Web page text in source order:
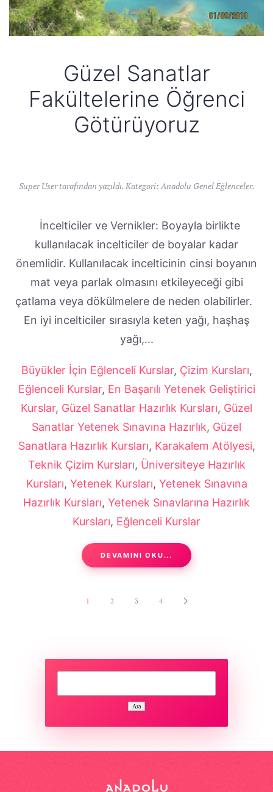
Güzel Sanatlar
Fakültelerine Öğrenci
Götürüyoruz
Super User tarafından yazıldı. Kategori:Anadolu Genel Eğlenceler.
İncelticiler ve Vernikler: Boyayla birlikte
kullanılacak incelticiler de boyalar kadar
önemlidir. Kullanılacak incelticinin cinsi boyanın
mat veya parlak olmasını etkileyeceği gibi
çatlama veya dökülmelere de neden olabilirler.
En iyi incelticiler sırasıyla keten yağı, haşhaş
yağı,...
Büyükler İçin Eğlenceli Kurslar, Çizim Kursları,
Eğlenceli Kurslar, En Başarılı Yetenek Geliştirici
Kurslar, Güzel Sanatlar Hazırlık Kursları, Güzel
Sanatlar Yetenek Sınavına Hazırlık, Güzel
Sanatlara Hazırlık Kursları, Karakalem Atölyesi,
Teknik Çizim Kursları, Üniversiteye Hazırlık
Kursları, Yetenek Kursları, Yetenek Sınavına
Hazırlık Kursları, Yetenek Sınavlarına Hazırlık
Kursları, Eğlenceli Kurslar
DEVAMINI OKU...
1 2 3 4